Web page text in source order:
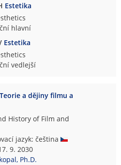
Estetika
hlavní
Estetika
vedlejší
Teorie a dějiny filmu a
History of Film and
jazyk: čeština
9. 2030
Ph.D.